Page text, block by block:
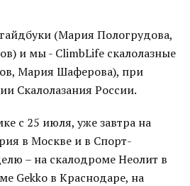
(Мария Пологрудова,
и мы - ClimbLife скалолазные
Мария Шаферова), при
Скалолазания России.
с 25 июля, уже завтра на
в Москве и в Спорт-
– на скалодроме Неолит в
Gekko в Краснодаре, на